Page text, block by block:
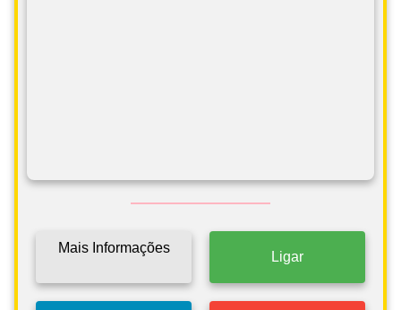
Mais Informações
Ligar